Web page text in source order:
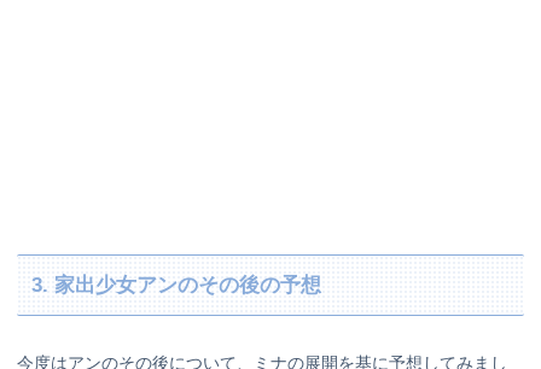
3. 家出少女アンのその後の予想
今度はアンのその後について、ミナの展開を基に予想してみまし